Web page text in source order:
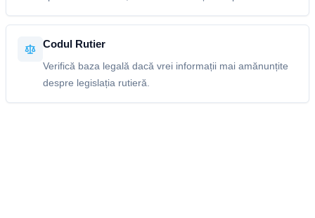
Codul Rutier
Verifică baza legală dacă vrei informații mai amănunțite
despre legislația rutieră.